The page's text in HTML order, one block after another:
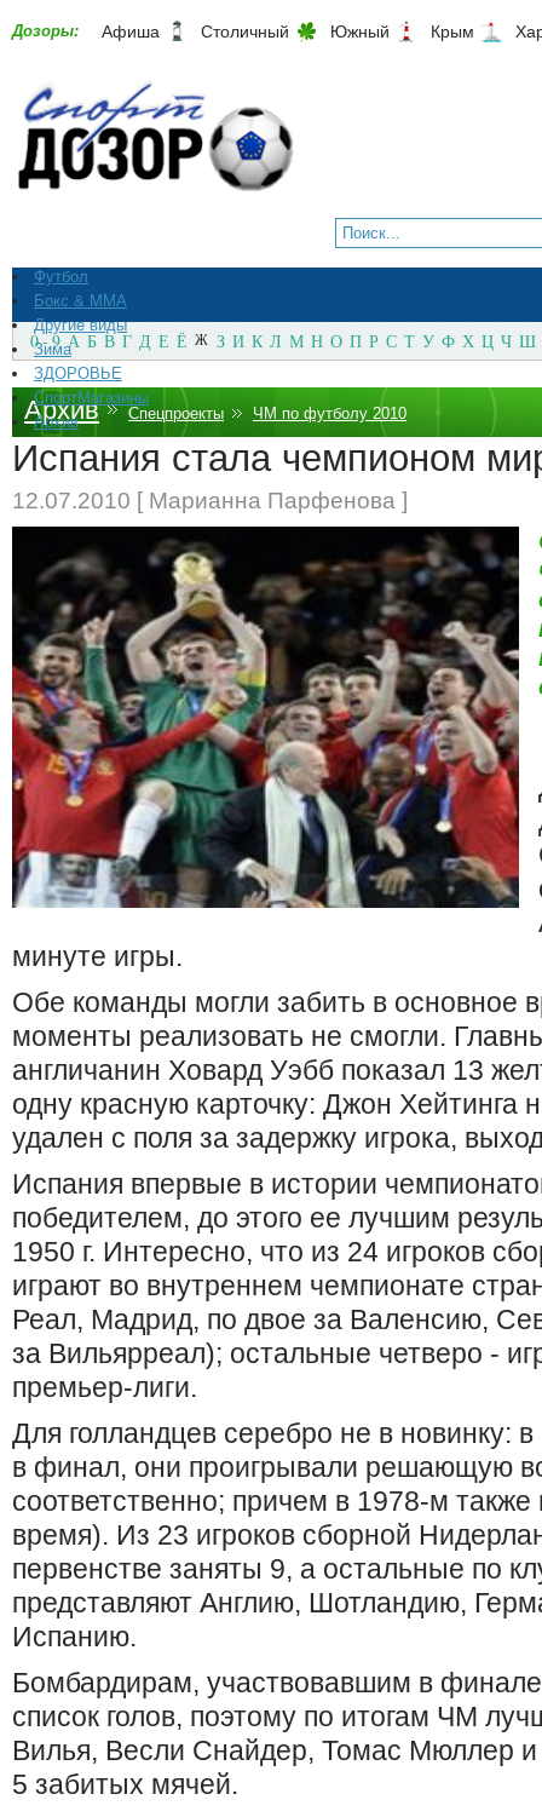
Дозоры: Афиша Столичный Южный Крым
Футбол
Бокс & ММА
Другие виды
Зима
ЗДОРОВЬЕ
СпортМагазины
Архив
0 - 9 А Б В Г Д Е Ё Ж З И К Л М Н О П Р С Т У Ф Х Ц Ч Ш
Архив Спецпроекты ЧМ по футболу 2010
Испания стала чемпионом
12.07.2010 [ Марианна Парфенова ]
минуте игры.
Обе команды могли забить в основное
моменты реализовать не смогли.
англичанин Ховард Уэбб показал 13
одну красную карточку: Джон Хейтинга
удален с поля за задержку игрока,
Испания впервые в истории
победителем, до этого ее лучшим
1950 г. Интересно, что из 24 игроков
играют во внутреннем чемпионате
Реал, Мадрид, по двое за Валенсию,
за Вильярреал); остальные четверо -
премьер-лиги.
Для голландцев серебро не в новинку:
в финал, они проигрывали решающую
соответственно; причем в 1978-м также
время). Из 23 игроков сборной
первенстве заняты 9, а остальные по
представляют Англию, Шотландию,
Испанию.
Бомбардирам, участвовавшим в
список голов, поэтому по итогам ЧМ
Вилья, Весли Снайдер, Томас Мюллер и
5 забитых мячей.